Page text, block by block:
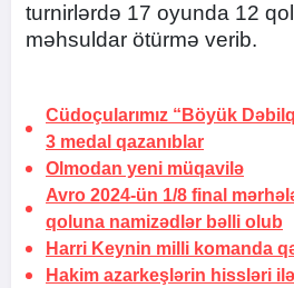
turnirlərdə 17 oyunda 12
məhsuldar ötürmə verib.
Cüdoçularımız “Böyük
3 medal qazanıblar
Olmodan yeni müqavilə
Avro 2024-ün 1/8 final
qoluna namizədlər bəlli olub
Harri Keynin milli komanda
Hakim azarkeşlərin hissləri